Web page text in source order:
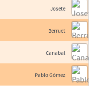
Josete
Berruet
Canabal
Pablo Gómez